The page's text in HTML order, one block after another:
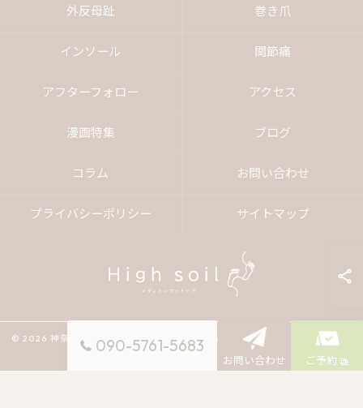
090-5761-5683
お問い合わせ ご予約
外反母趾 巻き爪
インソール 関節痛
アフターフォロー アクセス
漫画特集 ブログ
コラム お問い合わせ
プライバシーポリシー サイトマップ
© 2026 神奈川県横浜のフットケアならHigh soil メディカル フットケア ALL
RIGHTS RESERVED.